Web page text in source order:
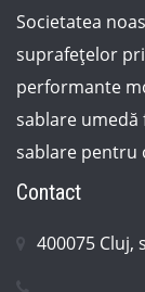
Societatea
suprafețelor
performante
sablare umedă
sablare pentru
Contact
400075 Cluj,